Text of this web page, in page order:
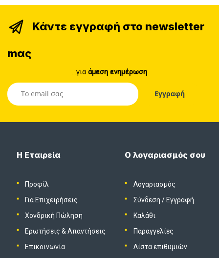
Κάντε εγγραφή στο newsletter
mας
...για άμεση ενημέρωση
Η Εταιρεία
Προφίλ
Για Επιχειρήσεις
Χονδρική Πώληση
Ερωτήσεις & Απαντήσεις
Επικοινωνία
Ο λογαριασμός σου
Λογαριασμός
Σύνδεση / Εγγραφή
Καλάθι
Παραγγελίες
Λίστα επιθυμιών